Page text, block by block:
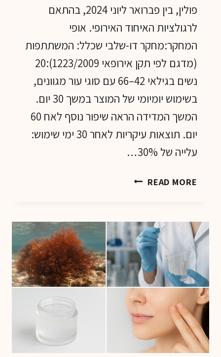
פולין, בין פברואר ליוני 2024, בהתאם
לרגולציות האיחוד האירופי. אופי
המחקר:מחקר דו-שלבי שכלל: המשתתפות
(מדגם לפי תקן אירופאי 1223/2009):20
נשים בגילאי 42–66 עם סוגי עור מגוונים,
בשימוש יומיומי של המוצר במשך 30 יום.
המשך המדידה הראה שיפור נוסף לאח 60
יום. תוצאות עיקריות לאחר 30 ימי שימוש:
עלייה של 30%…
READ MORE מחקר
השפעתו
של
מוצר
קוסמטי
המכיל
רכיב
פעיל
מאצת
הים
האדומה